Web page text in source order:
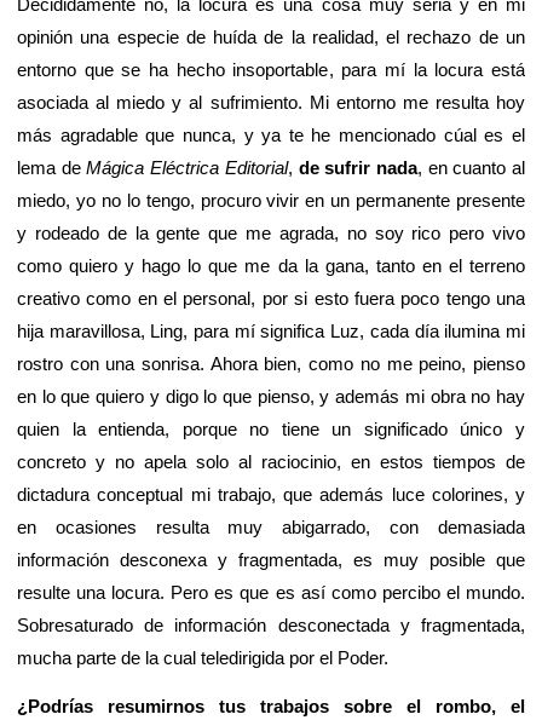
Decididamente no, la locura es una cosa muy seria y en mi
opinión una especie de huída de la realidad, el rechazo de un
entorno que se ha hecho insoportable, para mí la locura está
asociada al miedo y al sufrimiento. Mi entorno me resulta hoy
más agradable que nunca, y ya te he mencionado cúal es el
lema deMágica Eléctrica Editorial, de sufrir nada, en cuanto al
miedo, yo no lo tengo, procuro vivir en un permanente presente
y rodeado de la gente que me agrada, no soy rico pero vivo
como quiero y hago lo que me da la gana, tanto en el terreno
creativo como en el personal, por si esto fuera poco tengo una
hija maravillosa, Ling, para mí significa Luz, cada día ilumina mi
rostro con una sonrisa. Ahora bien, como no me peino, pienso
en lo que quiero y digo lo que pienso, y además mi obra no hay
quien la entienda, porque no tiene un significado único y
concreto y no apela solo al raciocinio, en estos tiempos de
dictadura conceptual mi trabajo, que además luce colorines, y
en ocasiones resulta muy abigarrado, con demasiada
información desconexa y fragmentada, es muy posible que
resulte una locura. Pero es que es así como percibo el mundo.
Sobresaturado de información desconectada y fragmentada,
mucha parte de la cual teledirigida por el Poder.
¿Podrías resumirnos tus trabajos sobre el rombo, el